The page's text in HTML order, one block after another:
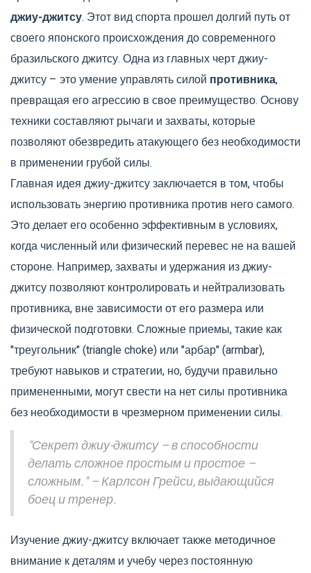
джиу-джитсу. Этот вид спорта прошел долгий путь от
своего японского происхождения до современного
бразильского джитсу. Одна из главных черт джиу-
джитсу – это умение управлять силой противника,
превращая его агрессию в свое преимущество. Основу
техники составляют рычаги и захваты, которые
позволяют обезвредить атакующего без необходимости
в применении грубой силы.
Главная идея джиу-джитсу заключается в том, чтобы
использовать энергию противника против него самого.
Это делает его особенно эффективным в условиях,
когда численный или физический перевес не на вашей
стороне. Например, захваты и удержания из джиу-
джитсу позволяют контролировать и нейтрализовать
противника, вне зависимости от его размера или
физической подготовки. Сложные приемы, такие как
"треугольник" (triangle choke) или "арбар" (armbar),
требуют навыков и стратегии, но, будучи правильно
примененными, могут свести на нет силы противника
без необходимости в чрезмерном применении силы.
"Секрет джиу-джитсу – в способности
делать сложное простым и простое –
сложным." – Карлсон Грейси, выдающийся
боец и тренер.
Изучение джиу-джитсу включает также методичное
внимание к деталям и учебу через постоянную